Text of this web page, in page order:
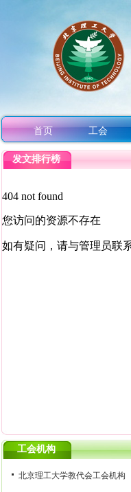
首页 工会
发文排行榜
工会机构
北京理工大学教代会工会机构